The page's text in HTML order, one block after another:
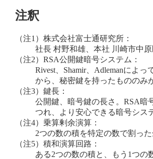
注釈
（注1） 株式会社富士通研究所：
社長 村野和雄、本社 川崎市中原
（注2） RSA公開鍵暗号システム：
Rivest、Shamir、Adlemanによ
から、秘密鍵を持ったもののみ
（注3） 鍵長：
公開鍵、暗号鍵の長さ。RSA暗
つれ、より安心できる暗号シス
（注4） 乗算剰余演算：
2つの数の積を特定の数で割っ
（注5） 積和演算回路：
ある2つの数の積と、もう1つの